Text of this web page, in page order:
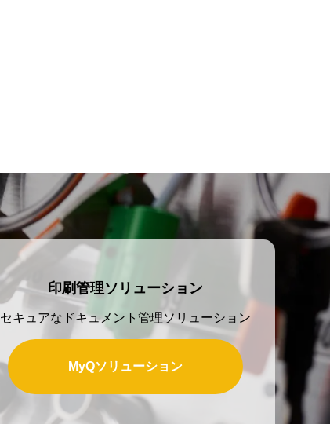
印刷管理ソリューション
セキュアなドキュメント管理ソリューション
MyQソリューション